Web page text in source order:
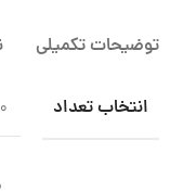
توضیحات تکمیلی
انتخاب تعداد 100